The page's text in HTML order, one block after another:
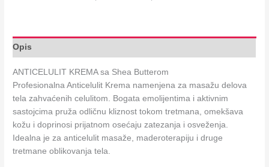
Opis
ANTICELULIT KREMA sa Shea Butterom
Profesionalna Anticelulit Krema namenjena za masažu delova
tela zahvaćenih celulitom. Bogata emolijentima i aktivnim
sastojcima pruža odličnu kliznost tokom tretmana, omekšava
kožu i doprinosi prijatnom osećaju zatezanja i osveženja.
Idealna je za anticelulit masaže, maderoterapiju i druge
tretmane oblikovanja tela.